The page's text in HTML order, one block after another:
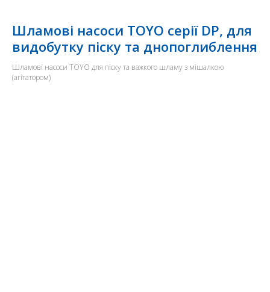
Шламові насоси TOYO серії DP, для
видобутку піску та днопоглиблення
Шламові насоси TOYO для піску та важкого шламу з мішалкою
(агітатором)